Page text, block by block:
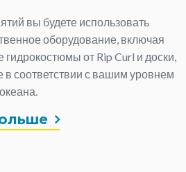
вы будете использовать
оборудование, включая
от Rip Curl и доски,
соответствии с вашим уровнем